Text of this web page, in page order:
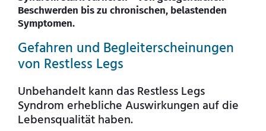
Beschwerden bis zu chronischen, belastenden
Symptomen.
Gefahren und Begleiterscheinungen
von Restless Legs
Unbehandelt kann das Restless Legs
Syndrom erhebliche Auswirkungen auf die
Lebensqualität haben.